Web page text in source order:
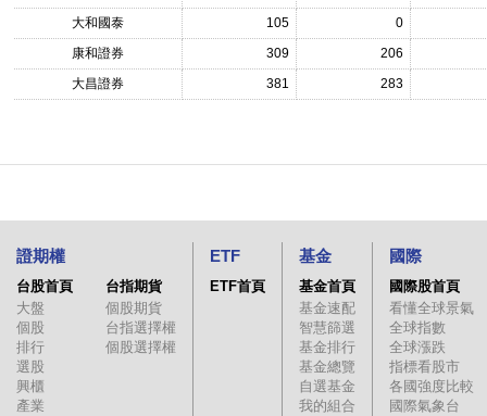
大和國泰 105
0
康和證券
309
206
大昌證券
381 283
證期權
台股首頁
大盤
個股
排行
選股
興櫃
產業
台指期貨
個股期貨
台指選擇權
個股選擇權
ETF
ETF首頁
基金
基金首頁
基金速配
智慧篩選
基金排行
基金總覽
自選基金
我的組合
國際
國際股首頁
看懂全球景氣
全球指數
全球漲跌
指標看股市
各國強度比較
國際氣象台